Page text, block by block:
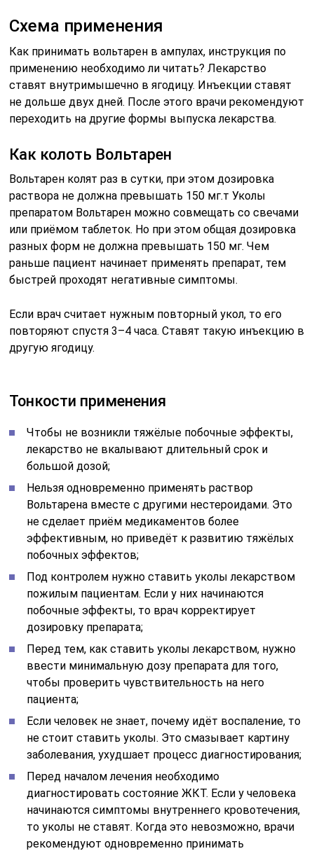
Схема применения
Как принимать вольтарен в ампулах, инструкция по
применению необходимо ли читать? Лекарство
ставят внутримышечно в ягодицу. Инъекции ставят
не дольше двух дней. После этого врачи рекомендуют
переходить на другие формы выпуска лекарства.
Как колоть Вольтарен
Вольтарен колят раз в сутки, при этом дозировка
раствора не должна превышать 150 мг.т Уколы
препаратом Вольтарен можно совмещать со свечами
или приёмом таблеток. Но при этом общая дозировка
разных форм не должна превышать 150 мг. Чем
раньше пациент начинает применять препарат, тем
быстрей проходят негативные симптомы.
Если врач считает нужным повторный укол, то его
повторяют спустя 3–4 часа. Ставят такую инъекцию в
другую ягодицу.
Тонкости применения
Чтобы не возникли тяжёлые побочные эффекты,
лекарство не вкалывают длительный срок и
большой дозой;
Нельзя одновременно применять раствор
Вольтарена вместе с другими нестероидами. Это
не сделает приём медикаментов более
эффективным, но приведёт к развитию тяжёлых
побочных эффектов;
Под контролем нужно ставить уколы лекарством
пожилым пациентам. Если у них начинаются
побочные эффекты, то врач корректирует
дозировку препарата;
Перед тем, как ставить уколы лекарством, нужно
ввести минимальную дозу препарата для того,
чтобы проверить чувствительность на него
пациента;
Если человек не знает, почему идёт воспаление, то
не стоит ставить уколы. Это смазывает картину
заболевания, ухудшает процесс диагностирования;
Перед началом лечения необходимо
диагностировать состояние ЖКТ. Если у человека
начинаются симптомы внутреннего кровотечения,
то уколы не ставят. Когда это невозможно, врачи
рекомендуют одновременно принимать